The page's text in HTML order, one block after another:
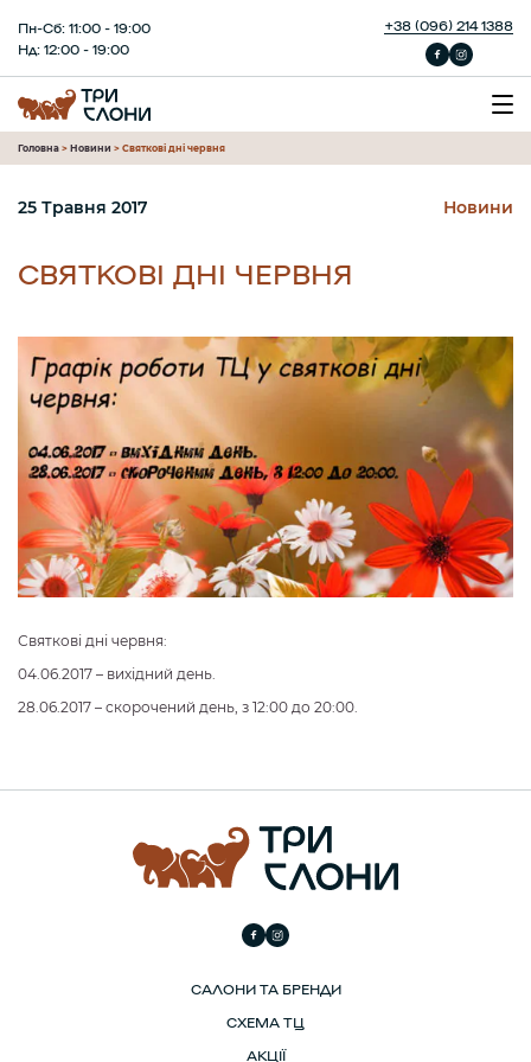
Пн-Сб: 11:00 - 19:00
Нд: 12:00 - 19:00
+38 (096) 214 1388
Головна > Новини > Святкові дні червня
СВЯТКОВІ ДНІ ЧЕРВНЯ
25 Травня 2017 Новини
Святкові дні червня:
04.06.2017 – вихідний день.
28.06.2017 – скорочений день, з 12:00 до 20:00.
САЛОНИ ТА БРЕНДИ
СХЕМА ТЦ
АКЦІЇ